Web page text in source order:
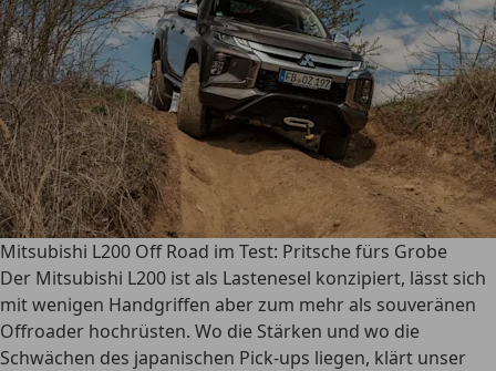
Mitsubishi L200 Off Road im Test: Pritsche fürs Grobe
Der Mitsubishi L200 ist als Lastenesel konzipiert, lässt sich
mit wenigen Handgriffen aber zum mehr als souveränen
Offroader hochrüsten. Wo die Stärken und wo die
Schwächen des japanischen Pick-ups liegen, klärt unser